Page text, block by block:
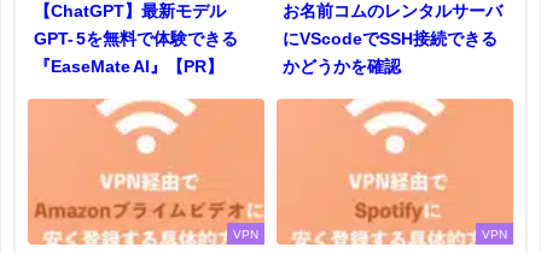
【ChatGPT】最新モデル
GPT- 5を無料で体験できる
『EaseMate AI』【PR】
お名前コムのレンタルサーバ
にVScodeでSSH接続できる
かどうかを確認
VPN VPN